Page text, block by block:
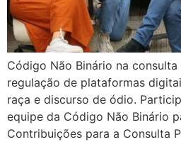
Código Não Binário na
regulação de plataformas
raça e discurso de ódio.
equipe da Código Não Binário
Contribuições para a Consulta